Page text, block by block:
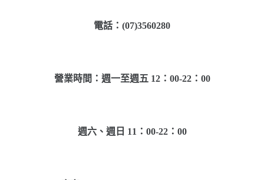
電話：(07)3560280
營業時間：週一至週五 12：00-22：00
週六、週日 11：00-22：00